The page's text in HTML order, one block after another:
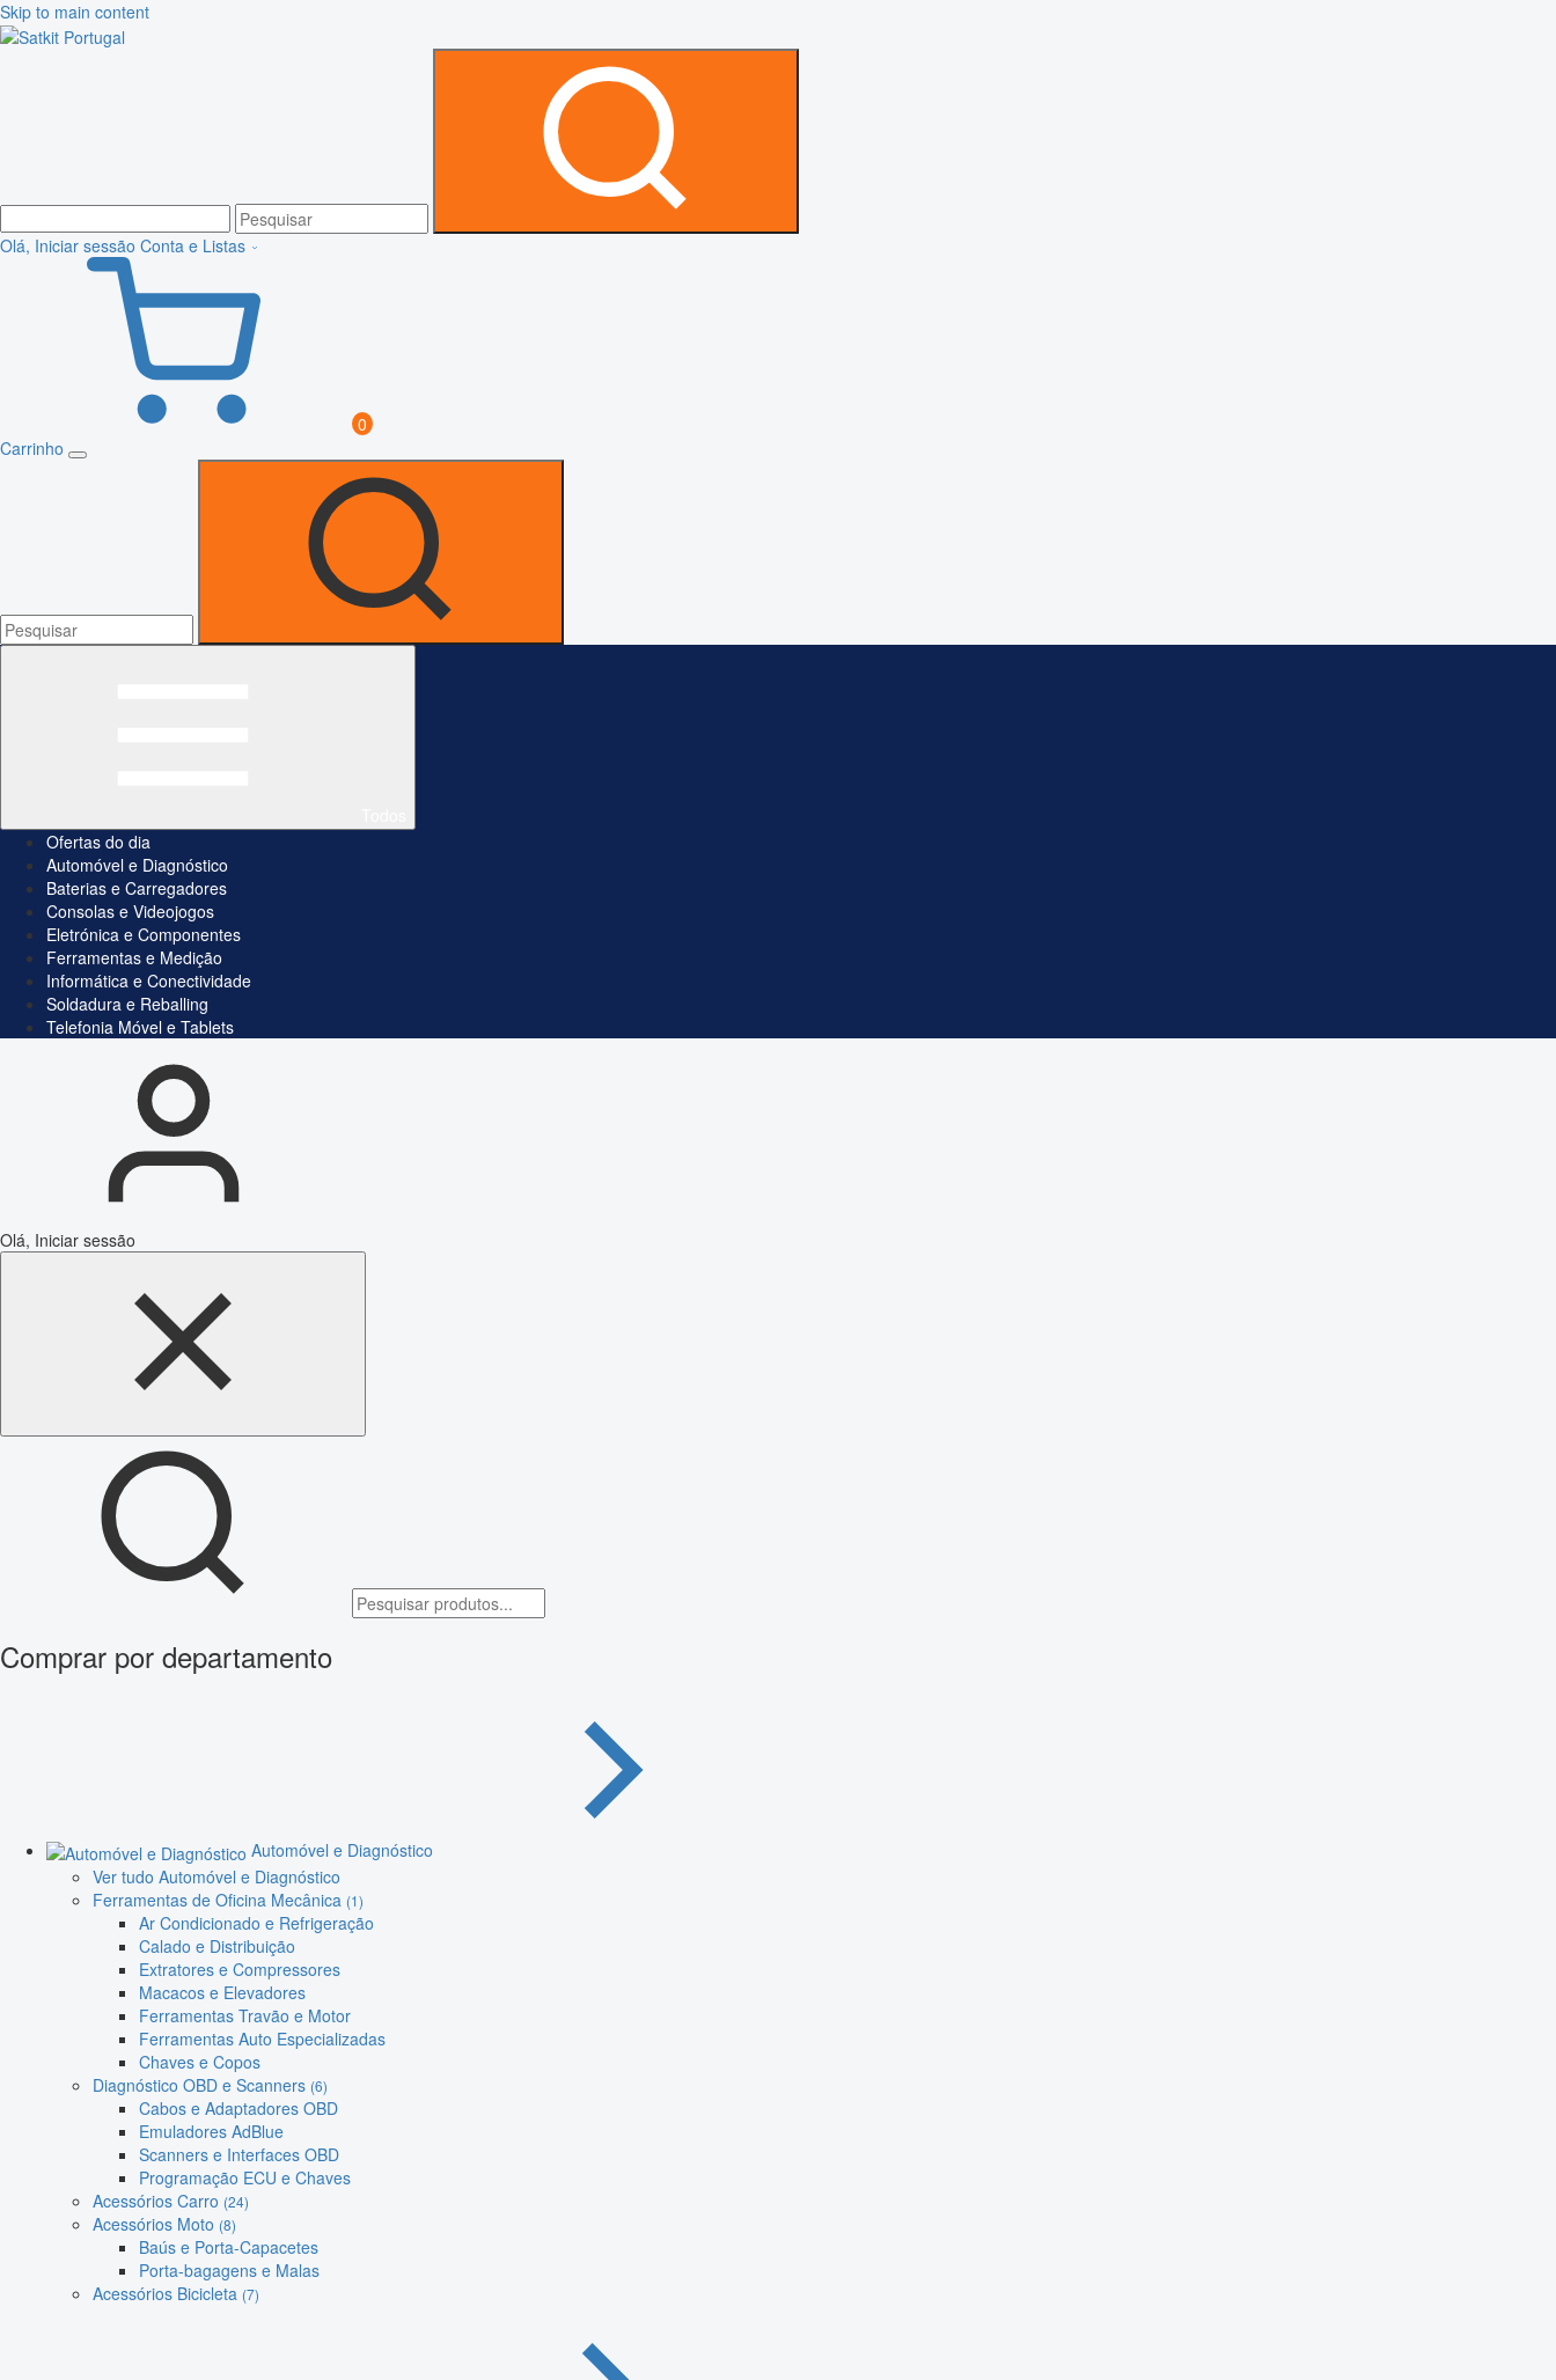
Skip to main content
Olá, Iniciar sessão Conta e Listas
0
Carrinho
Ofertas do dia
Automóvel e Diagnóstico
Baterias e Carregadores
Consolas e Videojogos
Eletrónica e Componentes
Ferramentas e Medição
Informática e Conectividade
Soldadura e Reballing
Telefonia Móvel e Tablets
Olá, Iniciar sessão
Comprar por departamento
Automóvel e Diagnóstico
Ver tudo Automóvel e Diagnóstico
Ferramentas de Oficina Mecânica (1)
Ar Condicionado e Refrigeração
Calado e Distribuição
Extratores e Compressores
Macacos e Elevadores
Ferramentas Travão e Motor
Ferramentas Auto Especializadas
Chaves e Copos
Diagnóstico OBD e Scanners (6)
Cabos e Adaptadores OBD
Emuladores AdBlue
Scanners e Interfaces OBD
Programação ECU e Chaves
Acessórios Carro (24)
Acessórios Moto (8)
Baús e Porta-Capacetes
Porta-bagagens e Malas
Acessórios Bicicleta (7)